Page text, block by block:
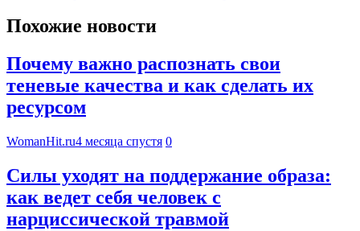
Похожие новости
Почему важно распознать свои
теневые качества и как сделать их
ресурсом
WomanHit.ru4 месяца спустя 0
Силы уходят на поддержание образа:
как ведет себя человек с
нарциссической травмой